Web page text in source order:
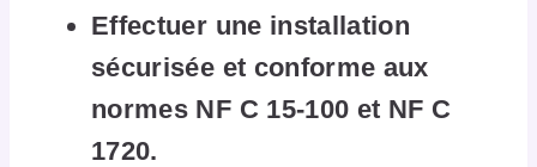
Effectuer une installation
sécurisée et conforme aux
normes NF C 15-100 et NF C
1720.